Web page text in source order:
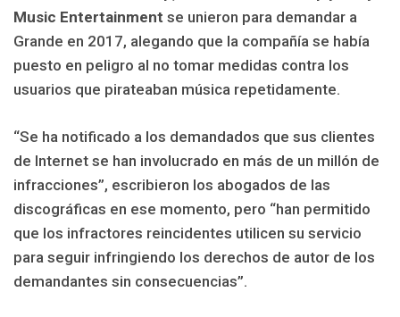
Music Entertainment se unieron para demandar a
Grande en 2017, alegando que la compañía se había
puesto en peligro al no tomar medidas contra los
usuarios que pirateaban música repetidamente.
“Se ha notificado a los demandados que sus clientes
de Internet se han involucrado en más de un millón de
infracciones”, escribieron los abogados de las
discográficas en ese momento, pero “han permitido
que los infractores reincidentes utilicen su servicio
para seguir infringiendo los derechos de autor de los
demandantes sin consecuencias”.